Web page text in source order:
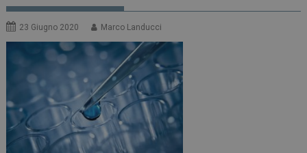
23 Giugno 2020 Marco Landucci